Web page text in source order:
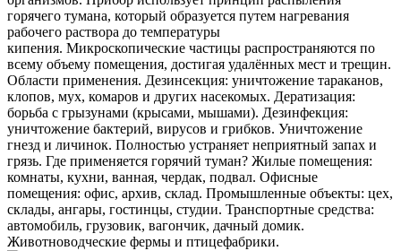
горячего тумана, который образуется путем нагревания
рабочего раствора до температуры
кипения. Микроскопические частицы распространяются по
всему объему помещения, достигая удалённых мест и трещин.
Области применения. Дезинсекция: уничтожение тараканов,
клопов, мух, комаров и других насекомых. Дератизация:
борьба с грызунами (крысами, мышами). Дезинфекция:
уничтожение бактерий, вирусов и грибков. Уничтожение
гнезд и личинок. Полностью устраняет неприятный запах и
грязь. Где применяется горячий туман? Жилые помещения:
комнаты, кухни, ванная, чердак, подвал. Офисные
помещения: офис, архив, склад. Промышленные объекты: цех,
склады, ангары, гостинцы, студии. Транспортные средства:
автомобиль, грузовик, вагончик, дачный домик.
Животноводческие фермы и птицефабрики.